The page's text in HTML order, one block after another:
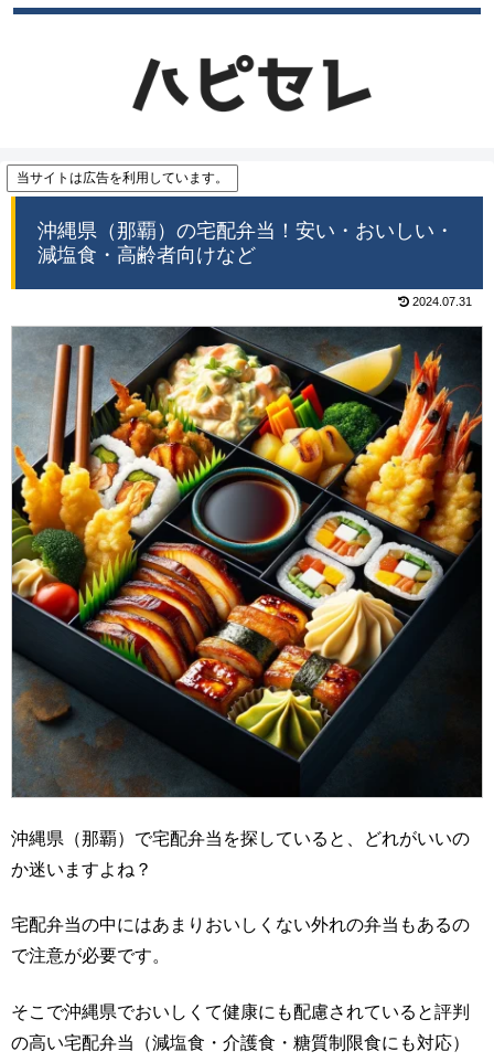
当サイトは広告を利用しています。
沖縄県（那覇）の宅配弁当！安い・おいしい・
減塩食・高齢者向けなど
2024.07.31
沖縄県（那覇）で宅配弁当を探していると、どれがいいの
か迷いますよね？
宅配弁当の中にはあまりおいしくない外れの弁当もあるの
で注意が必要です。
そこで沖縄県でおいしくて健康にも配慮されていると評判
の高い宅配弁当（減塩食・介護食・糖質制限食にも対応）